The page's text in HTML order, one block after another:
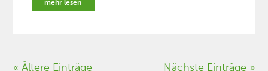
mehr lesen
« Ältere Einträge Nächste Einträge »